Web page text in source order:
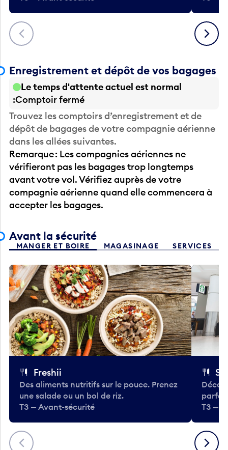
Précédent Suivant
Enregistrement et dépôt de vos bagages
Le temps d'attente actuel est normal
Comptoir fermé
Trouvez les comptoirs d’enregistrement et de
dépôt de bagages de votre compagnie aérienne
dans les allées suivantes.
Remarque : Les compagnies aériennes ne
vérifieront pas les bagages trop longtemps
avant votre vol. Vérifiez auprès de votre
compagnie aérienne quand elle commencera à
accepter les bagages.
Avant la sécurité
MANGER ET BOIRE MAGASINAGE SERVICES
Précédent
Freshii
Des aliments nutritifs sur le pouce. Prenez
une salade ou un bol de riz.
T3 — Avant-sécurité
T3 —
Suivant